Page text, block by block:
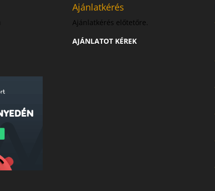
Ajánlatkérés
Ajánlatkérés előtetőre.
AJÁNLATOT KÉREK